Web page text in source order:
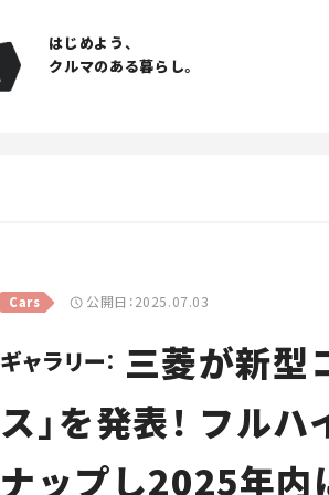
はじめよう、
クルマのある暮らし。
Cars 公開日：2025.07.03
ギャラリー： 三菱が新型
ス」を発表！ フル
ナップし2025年内